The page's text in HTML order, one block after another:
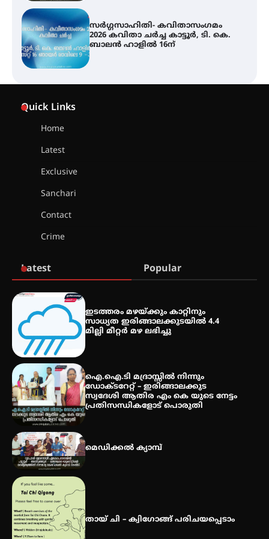
ശക്തമായ മഴ തുടരുന്നു – തൃശൂർ
ജില്ലയിൽ എല്ലാ വിദ്യാഭ്യാസ
സ്ഥാപനങ്ങൾക്കും ശനിയാഴ്ച
അവധി
വിദ്യാർത്ഥികൾ
2026 കവിതാ ചർച്ച കാട്ടൂർ, ടി. കെ.
ബാലൻ ഹാളിൽ 16ന്
Quick Links
Home
Latest
Exclusive
Sanchari
Contact
Crime
Latest Popular
ഇടത്തരം മഴയ്ക്കും കാറ്റിനും
സാധ്യത ഇരിങ്ങാലക്കുടയിൽ 4.4
മില്ലി മീറ്റർ മഴ ലഭിച്ചു
ഐ.ഐ.ടി മദ്രാസ്സിൽ നിന്നും
ഡോക്ടറേറ്റ് – ഇരിങ്ങാലക്കുട
സ്വദേശി ആതിര എം കെ യുടെ നേട്ടം
പ്രതിസന്ധികളോട് പൊരുതി
മെഡിക്കൽ ക്യാമ്പ്
തായ് ചി – ക്വിഗോങ്ങ് പരിചയപ്പെടാം